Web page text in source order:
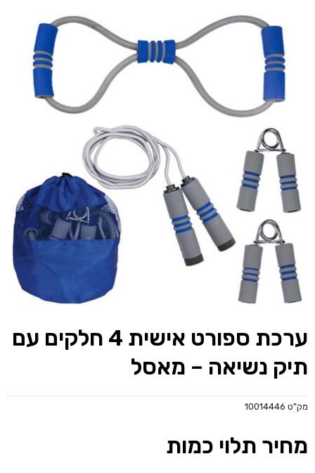
ערכת ספורט אישית 4 חלקים עם
תיק נשיאה – מאסל
מק"ט 10014446
מחיר תלוי כמות